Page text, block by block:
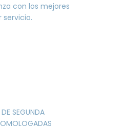
con los mejores
SEGUNDA